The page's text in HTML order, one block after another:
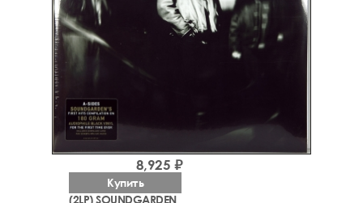
(2LP) SOUNDGARDEN
8,925 ₽
Купить